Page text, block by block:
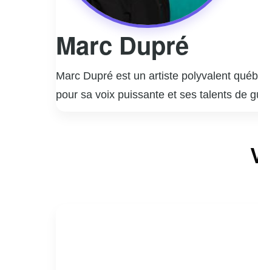
Marc Dupré
Marc Dupré est un artiste polyvalent
pour sa voix puissante et ses talents de
nombreux talents émergents à se faire